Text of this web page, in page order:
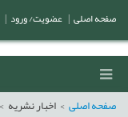
صفحه اصلی اخبار نشریه
صفحه اصلی عضویت/ ورود